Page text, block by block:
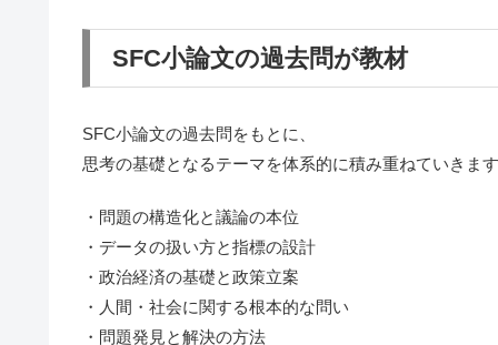
SFC小論文の過去問が教材
SFC小論文の過去問をもとに、
思考の基礎となるテーマを体系的に積み重ねていきま
・問題の構造化と議論の本位
・データの扱い方と指標の設計
・政治経済の基礎と政策立案
・人間・社会に関する根本的な問い
・問題発見と解決の方法